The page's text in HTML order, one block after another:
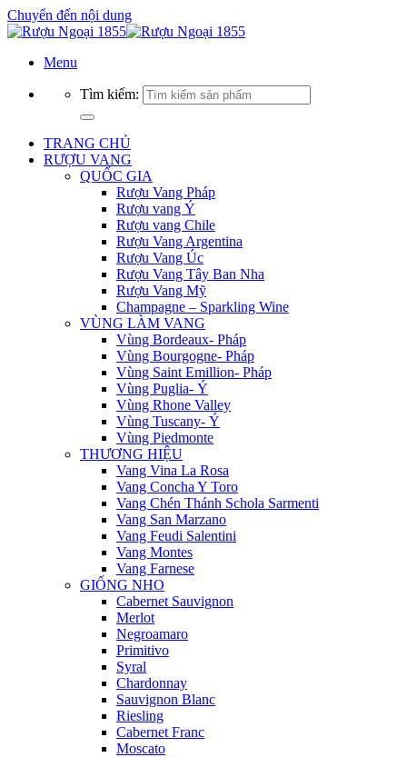
Chuyển đến nội dung
Menu
Tìm kiếm:
TRANG CHỦ
RƯỢU VANG
QUỐC GIA
Rượu Vang Pháp
Rượu vang Ý
Rượu vang Chile
Rượu Vang Argentina
Rượu Vang Úc
Rượu Vang Tây Ban Nha
Rượu Vang Mỹ
Champagne – Sparkling Wine
VÙNG LÀM VANG
Vùng Bordeaux- Pháp
Vùng Bourgogne- Pháp
Vùng Saint Emillion- Pháp
Vùng Puglia- Ý
Vùng Rhone Valley
Vùng Tuscany- Ý
Vùng Piedmonte
THƯƠNG HIỆU
Vang Vina La Rosa
Vang Concha Y Toro
Vang Chén Thánh Schola Sarmenti
Vang San Marzano
Vang Feudi Salentini
Vang Montes
Vang Farnese
GIỐNG NHO
Cabernet Sauvignon
Merlot
Negroamaro
Primitivo
Syral
Chardonnay
Sauvignon Blanc
Riesling
Cabernet Franc
Moscato